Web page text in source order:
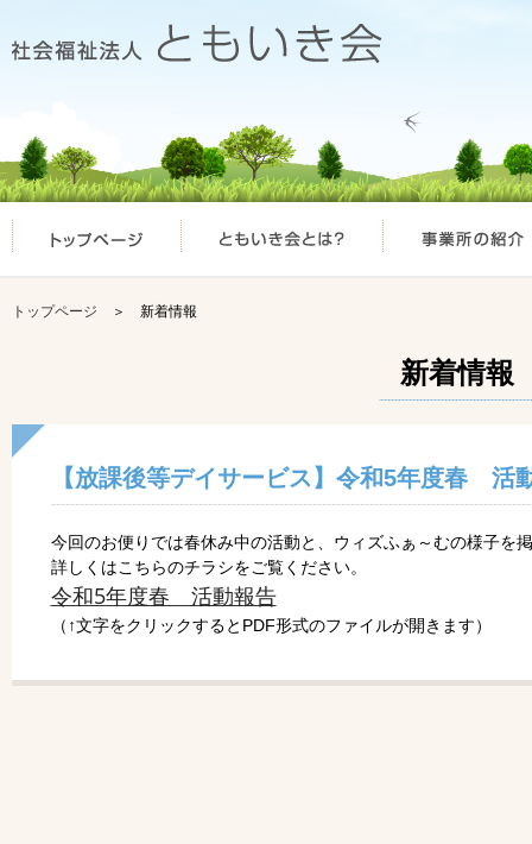
トップページ ＞ 新着情報
新着情報
【放課後等デイサービス】令和5年度春 活
今回のお便りでは春休み中の活動と、ウィズふぁ～むの様子を
詳しくはこちらのチラシをご覧ください。
令和5年度春 活動報告
（↑文字をクリックするとPDF形式のファイルが開きます）